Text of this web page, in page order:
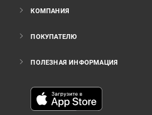
КОМПАНИЯ
ПОКУПАТЕЛЮ
ПОЛЕЗНАЯ ИНФОРМАЦИЯ